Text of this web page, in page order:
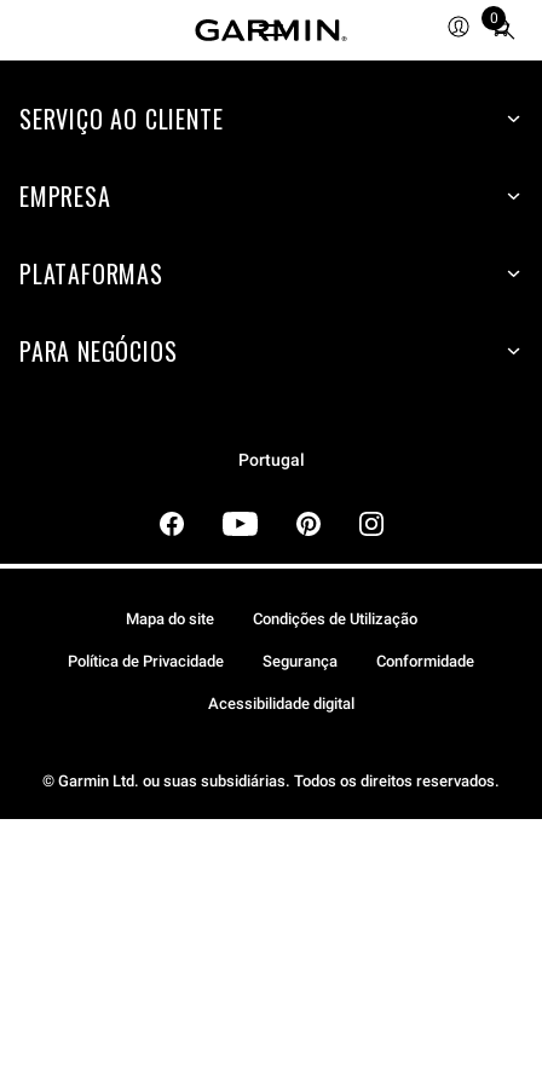
0
Total
SERVIÇO AO CLIENTE
EMPRESA
PLATAFORMAS
PARA NEGÓCIOS
Portugal
© Garmin Ltd. ou suas subsidiárias. Todos os direitos reservados.
Mapa do site Condições de Utilização
Política de Privacidade Segurança Conformidade
Acessibilidade digital